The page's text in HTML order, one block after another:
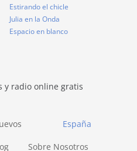
Estirando el chicle
Julia en la Onda
Espacio en blanco
y radio online gratis
España
Sobre Nosotros